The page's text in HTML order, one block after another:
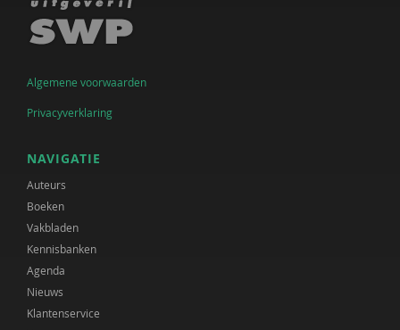
Algemene voorwaarden
Privacyverklaring
NAVIGATIE
Auteurs
Boeken
Vakbladen
Kennisbanken
Agenda
Nieuws
Klantenservice